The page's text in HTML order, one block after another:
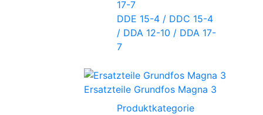
DDE 15-4 / DDC 15-4
/ DDA 12-10 / DDA 17-
7
Ersatzteile Grundfos Magna 3
Produktkategorie